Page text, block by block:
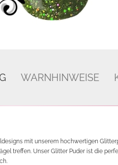
WARNHINWEISE
mit unserem hochwertigen
treffen. Unser Glitter Puder ist die